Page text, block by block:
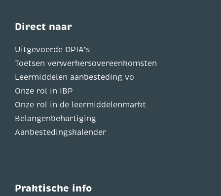
Direct naar
Uitgevoerde DPIA’s
Toetsen verwerkersovereenkomsten
Leermiddelen aanbesteding vo
Onze rol in IBP
Onze rol in de leermiddelenmarkt
Belangenbehartiging
Aanbestedingskalender
Praktische info